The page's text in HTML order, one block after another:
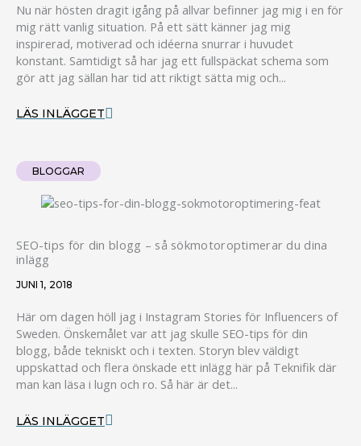
Nu när hösten dragit igång på allvar befinner jag mig i en för
mig rätt vanlig situation. På ett sätt känner jag mig
inspirerad, motiverad och idéerna snurrar i huvudet
konstant. Samtidigt så har jag ett fullspäckat schema som
gör att jag sällan har tid att riktigt sätta mig och...
LÄS INLÄGGET
BLOGGAR
SEO-tips för din blogg – så sökmotoroptimerar du dina
inlägg
JUNI 1, 2018
Här om dagen höll jag i Instagram Stories för Influencers of
Sweden. Önskemålet var att jag skulle SEO-tips för din
blogg, både tekniskt och i texten. Storyn blev väldigt
uppskattad och flera önskade ett inlägg här på Teknifik där
man kan läsa i lugn och ro. Så här är det...
LÄS INLÄGGET